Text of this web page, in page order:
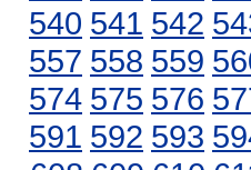
540 541 542
557 558 559
574 575 576
591 592 593